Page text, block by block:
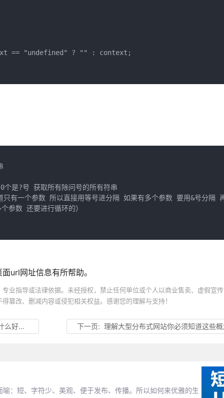
== "undefined" ? "" : context;
是?号 获取所有除问号的所有符串
一个参数 所以直接用等号进分隔 如果有多个参数 要用&号分隔
数 还要进行循环的）
url网址信息有所帮助。
业指导或法律依据。未经授权，禁止任何单位或个人以商业售卖、虚假宣
篡改、删减内容或侵犯相关权益。感谢您的理解与支持！
处？ 下一页: 理解大型分布式网站你必须知道这些
：短、字符少、美观、便于发布、传播。所以如何来优雅的生